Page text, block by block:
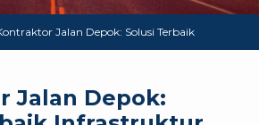
Jalan Depok: Solusi Terbaik
Jalan Depok: